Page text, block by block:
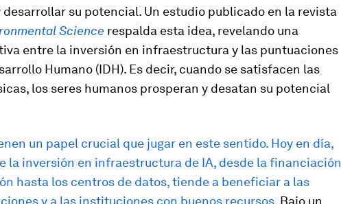
desarrollar su potencial. Un estudio publicado en la revista
Science respalda esta idea, revelando una
entre la inversión en infraestructura y las puntuaciones
Humano (IDH). Es decir, cuando se satisfacen las
los seres humanos prosperan y desatan su potencial
un papel crucial que jugar en este sentido. Hoy en día,
la inversión en infraestructura de IA, desde la financiación
hasta los centros de datos, tiende a beneficiar a las
y a las instituciones con buenos recursos. Bajo un